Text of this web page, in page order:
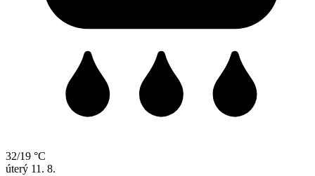
32/19 °C
úterý 11. 8.